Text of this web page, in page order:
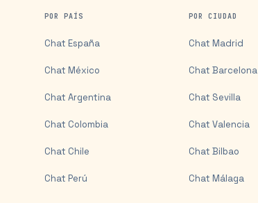
POR PAÍS
Chat España
Chat México
Chat Argentina
Chat Colombia
Chat Chile
Chat Perú
POR CIUDAD
Chat Madrid
Chat Barcelona
Chat Sevilla
Chat Valencia
Chat Bilbao
Chat Málaga